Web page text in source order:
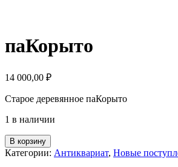
паКорыто
14 000,00 ₽
Старое деревянное паКорыто
1 в наличии
Количество
товара
паКорыто
В корзину
Категории: Антиквариат, Новые